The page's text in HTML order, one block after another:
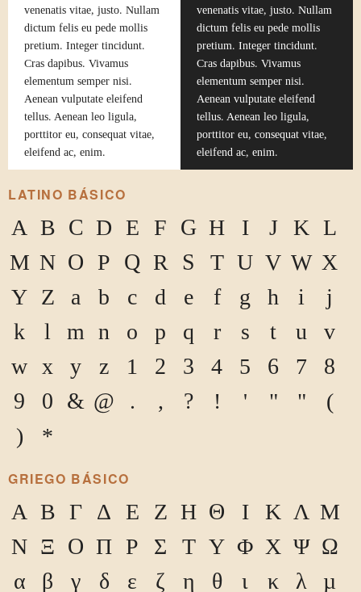
venenatis vitae, justo. Nullam
dictum felis eu pede mollis
pretium. Integer tincidunt.
Cras dapibus. Vivamus
elementum semper nisi.
Aenean vulputate eleifend
tellus. Aenean leo ligula,
porttitor eu, consequat vitae,
eleifend ac, enim.
venenatis vitae, justo. Nullam
dictum felis eu pede mollis
pretium. Integer tincidunt.
Cras dapibus. Vivamus
elementum semper nisi.
Aenean vulputate eleifend
tellus. Aenean leo ligula,
porttitor eu, consequat vitae,
eleifend ac, enim.
LATINO BÁSICO
A B C D E F G H I J K L
M N O P Q R S T U V W X
Y Z a b c d e f g h i
j
k
l m n o p q r s t u
v
w x y z 1 2 3 4 5 6 7
8
9
0 & @ . , ? ! ' " "
(
)
*
GRIEGO BÁSICO
Α Β Γ Δ Ε Ζ Η Θ Ι Κ Λ Μ
Ν Ξ Ο Π Ρ Σ Τ Υ Φ Χ Ψ Ω
α
β γ δ ε ζ η θ ι κ λ
μ